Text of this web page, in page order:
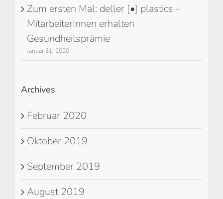
Zum ersten Mal: deller [•] plastics -
MitarbeiterInnen erhalten
Gesundheitsprämie
Januar 31, 2020
Archives
Februar 2020
Oktober 2019
September 2019
August 2019